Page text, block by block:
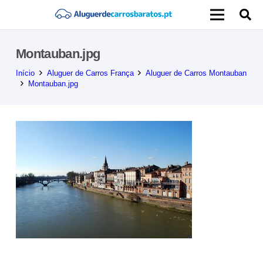
Montauban.jpg
Início Aluguer de Carros França
Aluguer de Carros Montauban
Montauban.jpg